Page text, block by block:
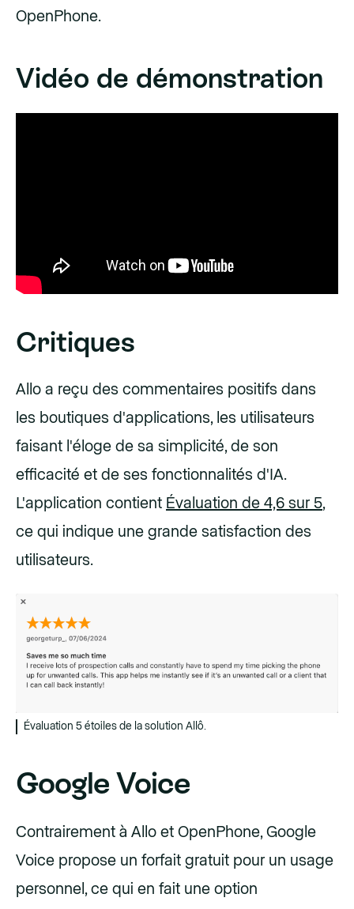
OpenPhone.
Vidéo de démonstration
Critiques
Allo a reçu des commentaires positifs dans
les boutiques d'applications, les utilisateurs
faisant l'éloge de sa simplicité, de son
efficacité et de ses fonctionnalités d'IA.
L'application contient Évaluation de 4,6 sur 5,
ce qui indique une grande satisfaction des
utilisateurs.
Évaluation 5 étoiles de la solution Allô.
Google Voice
Contrairement à Allo et OpenPhone, Google
Voice propose un forfait gratuit pour un usage
personnel, ce qui en fait une option